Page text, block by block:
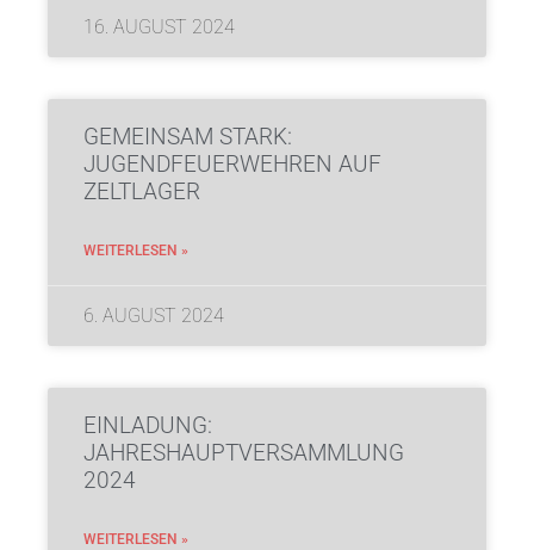
16. AUGUST 2024
GEMEINSAM STARK:
JUGENDFEUERWEHREN AUF
ZELTLAGER
WEITERLESEN »
6. AUGUST 2024
EINLADUNG:
JAHRESHAUPTVERSAMMLUNG
2024
WEITERLESEN »